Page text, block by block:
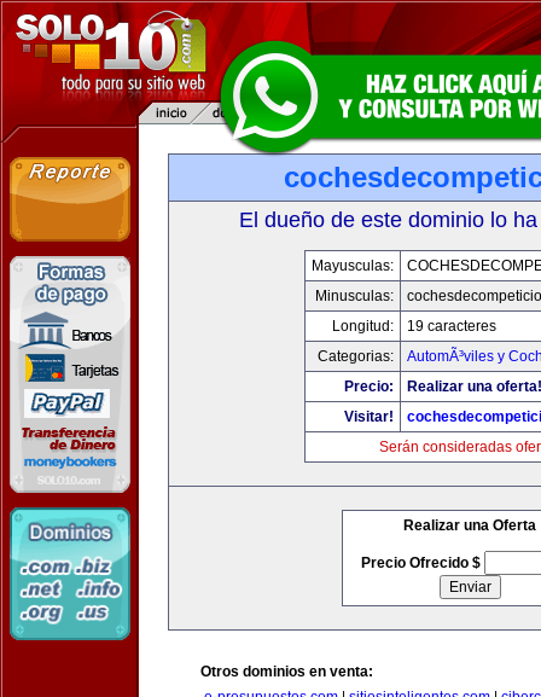
El dueño de este dominio lo
Mayusculas:
Minusculas:
Longitud:
19 caracteres
Categorias:
AutomÃ³viles y
Precio:
Realizar una oferta!
Visitar!
Serán consideradas
Realizar una Oferta
Precio Ofrecido $
Otros dominios en venta: